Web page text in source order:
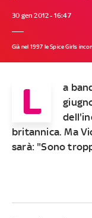
30 gen 2012 - 16:47
Già nel 1997 le Spice Girls
L
a
britannica. Ma
sarà: "Sono